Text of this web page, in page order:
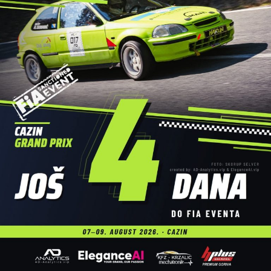
bezbjednost na vodi tokom cijele trase bila je zadužena
Gorska služba spašavanja – Stanica Cazin, čiji su
pripadnici profesionalno pratili događaj i osigurali da
regata protekne bez poteškoća.
Dodatnu atrakciju ovogodišnjoj manifestaciji dali su brojni
sadržaji uz rijeku, među kojima su posebnu pažnju privukli
atraktivni skokovi u vodu, koji su izazvali oduševljenje
publike i upotpunili cjelodnevni program.
Veliki broj učesnika, odlična atmosfera i pozitivna energija
još jednom su pokazali daCazinska unska regataima
veliki potencijal da u narednim godinama preraste u jedan
od najznačajnijih turističko-sportskih događaja u Bosni i
Hercegovini.
Organizatori su na kraju zahvalili svim učesnicima,
posjetiocima koji su svojim prisustvom doprinijeli uspjehu